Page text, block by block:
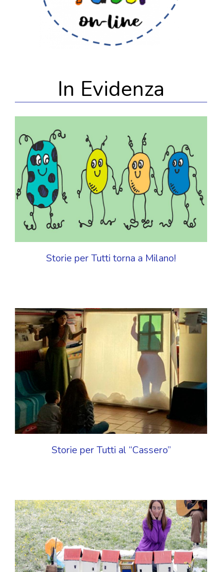
In Evidenza
Storie per Tutti torna a Milano!
Storie per Tutti al “Cassero”